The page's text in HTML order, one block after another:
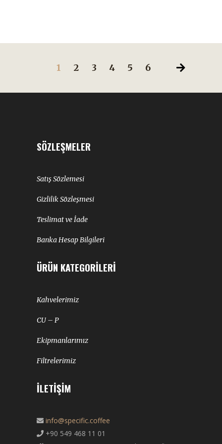
1 2 3 4 5 6
SÖZLEŞMELER
Satış Sözlemesi
Gizlilik Sözleşmesi
Teslimat ve İade
Banka Hesap Bilgileri
ÜRÜN KATEGORILERI
Kahvelerimiz
CU – P
Ekipmanlarımız
Filtrelerimiz
İLETIŞIM
info@specific.coffee
+90 549 468 11 01